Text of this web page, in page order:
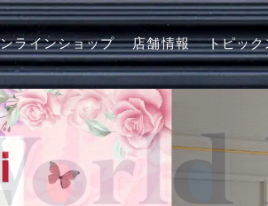
ラインショップ 店舗情報 トピック